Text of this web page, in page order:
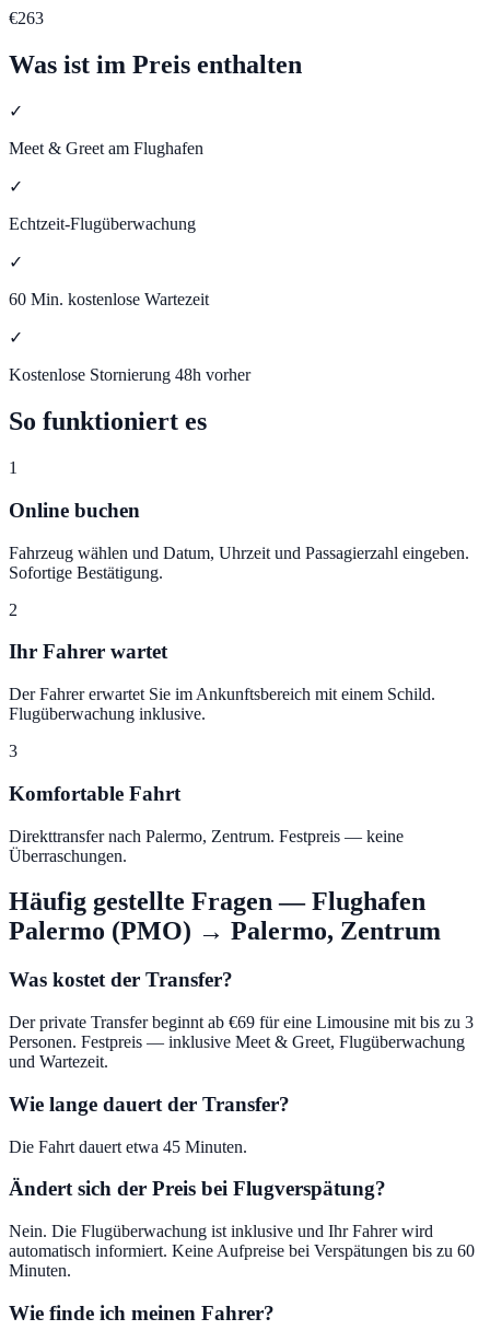
€263
Was ist im Preis enthalten
✓
Meet & Greet am Flughafen
✓
Echtzeit-Flugüberwachung
✓
60 Min. kostenlose Wartezeit
✓
Kostenlose Stornierung 48h vorher
So funktioniert es
1
Online buchen
Fahrzeug wählen und Datum, Uhrzeit und Passagierzahl eingeben.
Sofortige Bestätigung.
2
Ihr Fahrer wartet
Der Fahrer erwartet Sie im Ankunftsbereich mit einem Schild.
Flugüberwachung inklusive.
3
Komfortable Fahrt
Direkttransfer nach Palermo, Zentrum. Festpreis — keine
Überraschungen.
Häufig gestellte Fragen—Flughafen
Palermo (PMO) → Palermo, Zentrum
Was kostet der Transfer?
Der private Transfer beginnt ab €69 für eine Limousine mit bis zu 3
Personen. Festpreis — inklusive Meet & Greet, Flugüberwachung
und Wartezeit.
Wie lange dauert der Transfer?
Die Fahrt dauert etwa 45 Minuten.
Ändert sich der Preis bei Flugverspätung?
Nein. Die Flugüberwachung ist inklusive und Ihr Fahrer wird
automatisch informiert. Keine Aufpreise bei Verspätungen bis zu 60
Minuten.
Wie finde ich meinen Fahrer?